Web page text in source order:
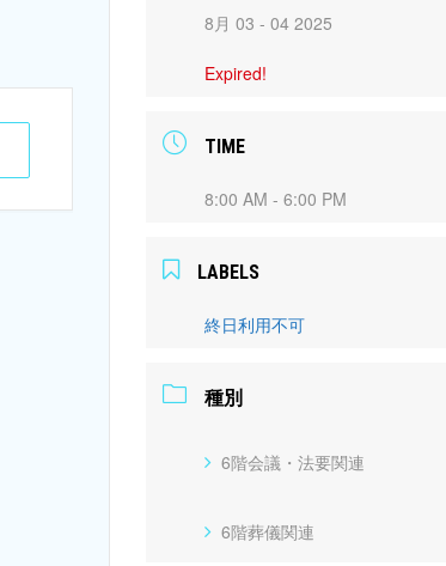
8月 03 - 04 2025
Expired!
TIME
8:00 AM - 6:00 PM
LABELS
終日利用不可
種別
6階会議・法要関連
6階葬儀関連